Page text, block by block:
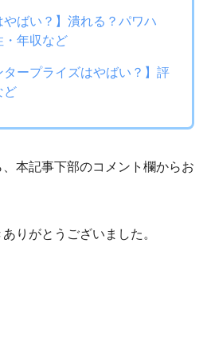
やばい？】潰れる？パワハ
・年収など
タープライズはやばい？】評
ど
本記事下部のコメント欄からお
りがとうございました。